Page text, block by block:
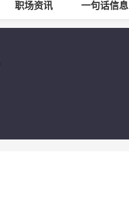
职场资讯 一句话信息